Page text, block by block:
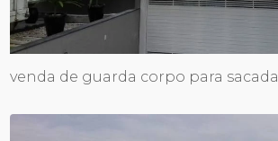
venda de guarda corpo para sacada